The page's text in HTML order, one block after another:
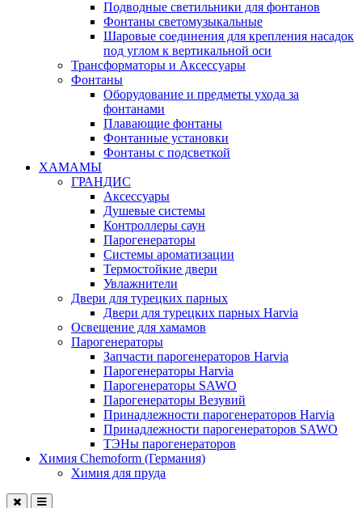
Подводные светильники для фонтанов
Фонтаны светомузыкальные
Шаровые соединения для крепления насадок
под углом к вертикальной оси
Трансформаторы и Аксессуары
Фонтаны
Оборудование и предметы ухода за
фонтанами
Плавающие фонтаны
Фонтанные установки
Фонтаны с подсветкой
ХАМАМЫ
ГРАНДИС
Аксессуары
Душевые системы
Контроллеры саун
Парогенераторы
Системы ароматизации
Термостойкие двери
Увлажнители
Двери для турецких парных
Двери для турецких парных Harvia
Освещение для хамамов
Парогенераторы
Запчасти парогенераторов Harvia
Парогенераторы Harvia
Парогенераторы SAWO
Парогенераторы Везувий
Принадлежности парогенераторов Harvia
Принадлежности парогенераторов SAWO
ТЭНы парогенераторов
Химия Chemoform (Германия)
Химия для пруда